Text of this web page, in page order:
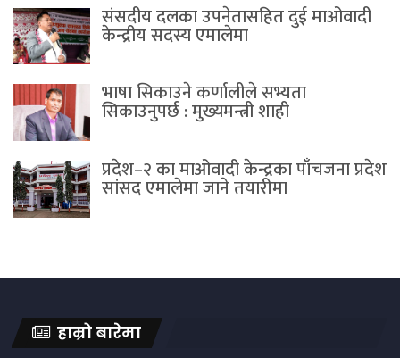
संसदीय दलका उपनेतासहित दुई माओवादी
केन्द्रीय सदस्य एमालेमा
भाषा सिकाउने कर्णालीले सभ्यता
सिकाउनुपर्छ : मुख्यमन्त्री शाही
प्रदेश–२ का माओवादी केन्द्रका पाँचजना प्रदेश
सांसद एमालेमा जाने तयारीमा
हाम्रो बारेमा